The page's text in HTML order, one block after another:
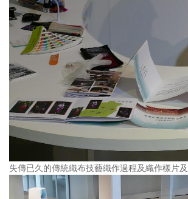
失傳已久的傳統織布技藝織作過程及織作樣片